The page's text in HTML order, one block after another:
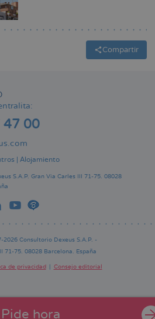
Pide hora
Compartir
47 00
| Alojamiento
S.A.P. Gran Via Carles III 71-75. 08028
Consultorio Dexeus S.A.P. -
71-75. 08028 Barcelona. España
de privacidad Consejo editorial